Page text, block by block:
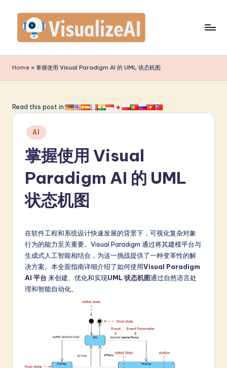
content
is
u
li
S
m
fi
Home » 掌握使用 Visual Paradigm AI 的 UML 状态机图
Read this post in:
Posted
in
AI
掌握使用 Visual
Paradigm AI 的 UML
状态机图
在软件工程和系统设计快速发展的背景下，可视化复杂对象
行为的能力至关重要。Visual Paradigm 通过将其建模平台与
生成式人工智能相结合，为这一挑战提供了一种变革性的解
决方案。本全面指南详细介绍了如何使用Visual Paradigm
AI 平台 来创建、优化和实现UML状态机图通过自然语言处
理和智能自动化。